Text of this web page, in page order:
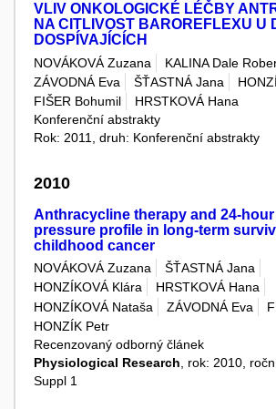
VLIV ONKOLOGICKÉ LÉČBY
NA CITLIVOST BAROREFLEXU U
DOSPÍVAJÍCÍCH
NOVÁKOVÁ Zuzana
KALINA Dale
ZÁVODNÁ Eva
ŠŤASTNÁ Jana
FIŠER Bohumil
HRSTKOVÁ Hana
Konferenční abstrakty
Rok: 2011, druh: Konferenční abstrakty
2010
Anthracycline therapy and 24-
pressure profile in long-term
childhood cancer
NOVÁKOVÁ Zuzana
ŠŤASTNÁ Jana
HONZÍKOVÁ Klára
HRSTKOVÁ Hana
HONZÍKOVÁ Nataša
ZÁVODNÁ Eva
HONZÍK Petr
Recenzovaný odborný článek
Physiological Research , rok: 2010,
Suppl 1